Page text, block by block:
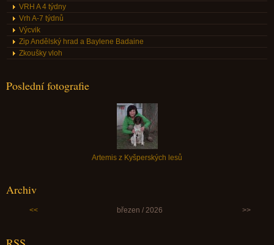
VRH A 4 týdny
Vrh A-7 týdnů
Výcvik
Zip Andělský hrad a Baylene Badaine
Zkoušky vloh
Poslední fotografie
Artemis z Kyšperských lesů
Archiv
<< březen / 2026 >>